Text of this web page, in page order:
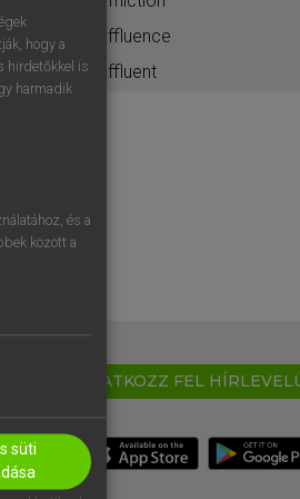
affluence
affluent
IRATKOZZ FEL
hogy a
hirdetőkkel is
harmadik
és a
között a
süti